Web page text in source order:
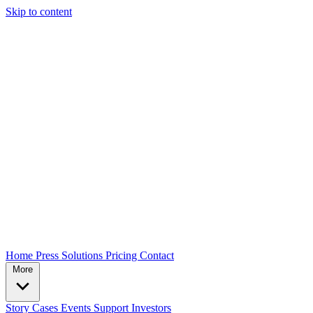
Skip to content
Home Press Solutions Pricing Contact
Story Cases Events Support Investors